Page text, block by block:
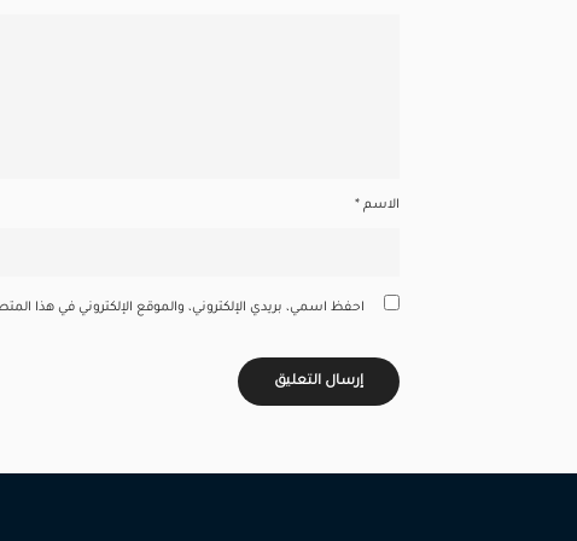
الاسم *
احفظ اسمي، بريدي الإلكتروني، والموقع الإلكتروني في هذا